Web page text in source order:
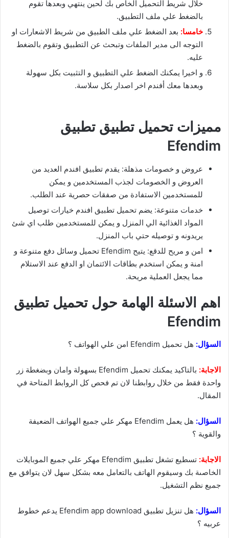
خلال شريط التحميل الخاص بك لحين ينتهي وبعدها تقوم
بالضغط علي ملف التطبيق.
خامسا: بعد الضغط علي ملف الطبيق من شريط الاشعارات او
التوجه الى مدير الملفات وتبحث عن التطبيق وتقوم بالضغط
عليه.
و اخيرا يمكنك الضغط علي التطبيق و التثبيت بكل سهولة
وبعدها معك أفندم اخر اصدار بكل سلاسة.
مميزات تحميل تطبيق تطبيق
Efendim
عروض و خصومات مذهلة: يقدم تطبيق افندم العديد من
العروض و الخصومات لجذب المستخدمين و يمكن
للمستخدمين الاستفادة من صفقات حصرية عند الطلب.
خدمات متنوعة: يضم تحميل تطبيق افندم خيارات توصيل
المواد الغذائية الي المنزل و يمكن للمستخدمين طلب اي شئ
يريدونه و توصيله حتي باب المنزل.
امن و مريح للدقع: يتيح Efendim تحميل وسائل دفع متنوعة و
امنة و يمكن استخدم بطاقات الائتمان او الدفع عند الاستلام
مما يجعل العملية مريحة.
اهم الاسئلة الهامة حول تحميل تطبيق
Efendim
السؤال: هل تحميل Efendim امن علي الهواتف ؟
الاجابة:
بالتاكيد يمكنك تحميل Efendim بسهولة وامان وبضغطة زر
واحدة فقط من خلال روابطنا لان تم فحص كل الروابط المتاحة في
المقال.
السؤال:
هل يعمل Efendim مهكر علي جميع الهواتف الضعيفة
والقوية ؟
الاجابة:
تسطيع تشغل تطبيق Efendim مهكر علي جميع الموبايلات
الخاصىة بك وسيقوم الهاتف بالتعامل معه بشكل سهل لان يتوافق مع
جميع نظم التشغيل.
السؤال:
هل تنزيل تطبيق Efendim app download يدعم خطوط
عربيه ؟